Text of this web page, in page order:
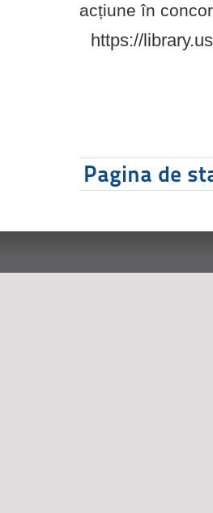
acțiune în
https://
Pagina de